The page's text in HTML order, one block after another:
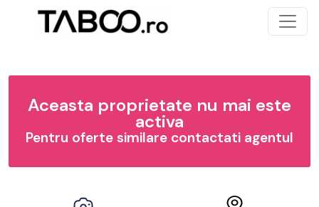
Aceasta proprietate nu mai este
activa
Pentru oferte similare contactati agentul